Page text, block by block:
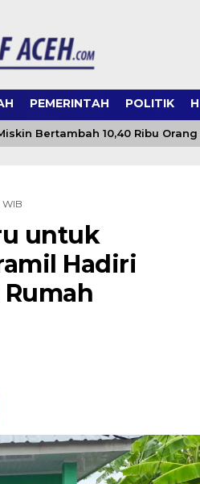
PEMERINTAH POLITIK
Bertambah 10,40 Ribu Orang
WIB
untuk
Hadiri